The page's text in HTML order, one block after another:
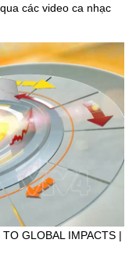
các video ca nhạc
GLOBAL IMPACTS |